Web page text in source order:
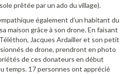
prêtée par un ado du village).
également d’un habitant du
maison grâce à son drone. En faisant
Jacques Ardailler et son petit
de drone, prendront en photo
de ces donateurs en début
temps. 17 personnes ont apprécié